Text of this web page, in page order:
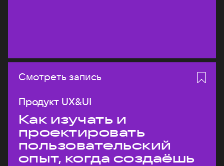
Смотреть запись
Продукт UX&UI
Как изучать и
проектировать
пользовательский
опыт, когда создаёшь